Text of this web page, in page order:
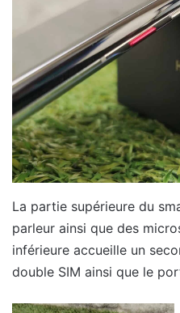
La partie supérieure du
parleur ainsi que des
inférieure accueille un
double SIM ainsi que le